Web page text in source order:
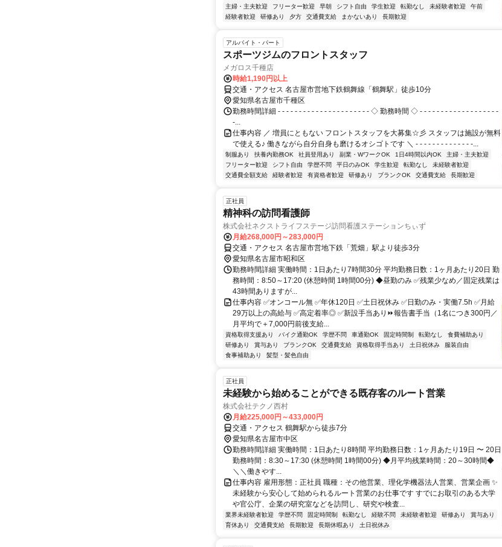
主婦・主夫歓迎
フリーター歓迎 早朝 シフト自由 学生歓迎 転勤なし 未経験者歓迎
午前
経験者歓迎
研修あり 夕方 交通費支給 まかないあり 長期歓迎
アルバイト・パート
スポーツジムのフロントスタッフ
メガロス千種店
時給1,190円以上
交通・アクセス 名古屋市営地下鉄鶴舞線「鶴舞駅」徒歩10分
愛知県名古屋市千種区
勤務時間詳細 - - - - - - - - - - - - - - - - - - - - - - ◇ 勤務時間 ◇ - - - - - - - - - - - - - - - - - - -
-...
仕事内容 ／ 増員にともない フロントスタッフを大募集☆彡 スタッフは施設が無料
で使える♪ 働きながら自分自身も磨けるオシゴトです ＼ - - - - - - - - - - - - - -...
制服あり 扶養内勤務OK 社員登用あり 副業・WワークOK 1日4時間以内OK
主婦・主夫歓迎
フリーター歓迎
シフト自由 学歴不問 平日のみOK 学生歓迎 転勤なし
未経験者歓迎
交通費全額支給
経験者歓迎 有資格者歓迎 研修あり ブランクOK 交通費支給 長期歓迎
正社員
精神科の訪問看護師
株式会社ネクストライフステージ訪問看護ステーションちぃず
月給268,000円～283,000円
交通・アクセス 名古屋市営地下鉄「荒畑」駅より徒歩3分
愛知県名古屋市昭和区
勤務時間詳細 実働時間：1日あたり7時間30分 平均勤務日数：1ヶ月あたり20日 勤
務時間：8:50～17:20 (休憩時間 1時間00分) ◆昼勤のみ ✅残業少なめ／固定残業は
43時間ありますが...
仕事内容 ✅オンコール無 ✅年休120日 ✅土日祝休み ✅日勤のみ・実働7.5h ✅月給
29万以上の高給与 ✅高定着率◎ ✅新設手当あり⏩報告書手当（1名につき300円／
月平均で＋7,000円前後支給...
資格取得支援あり バイク通勤OK 学歴不問 車通勤OK 固定時間制 転勤なし
食費補助あり
研修あり
賞与あり ブランクOK 交通費支給 資格取得手当あり 土日祝休み
服装自由
食事補助あり
髪型・髪色自由
正社員
未経験から始めることができる既存客のルート営業
株式会社テクノ西村
月給225,000円～433,000円
交通・アクセス 鶴舞駅から徒歩7分
愛知県名古屋市中区
勤務時間詳細 実働時間：1日あたり8時間 平均勤務日数：1ヶ月あたり19日 〜 20日
勤務時間：8:30～17:30 (休憩時間 1時間00分) ◆月平均残業時間：20～30時間◆
＼＼働きやす...
仕事内容 雇用形態：正社員 職種：その他営業、理化学機器法人営業、営業企画 ✨
未経験から安心して始められるルート営業のお仕事です すでにお取引のある大学
や官公庁、企業の研究室などを訪問し、研究や検査...
業界未経験者歓迎 学歴不問 固定時間制 転勤なし 経験不問 未経験者歓迎 研修あり
賞与あり
育休あり
交通費支給 長期歓迎 長期休暇あり 土日祝休み